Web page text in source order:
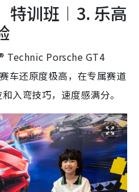
特训班︱3. 乐高
Technic Porsche GT4
车还原度极高，在专属赛道
入弯技巧，速度感满分。